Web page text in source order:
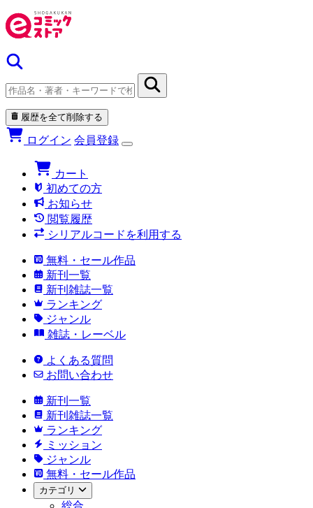
履歴を全て削除する
ログイン 会員登録
カート
初めての方
お知らせ
閲覧履歴
シリアルコードを利用する
無料・セール作品
新刊一覧
新刊雑誌一覧
ランキング
ジャンル
雑誌・レーベル
よくある質問
お問い合わせ
新刊一覧
新刊雑誌一覧
ランキング
ミッション
ジャンル
無料・セール作品
カテゴリ
総合